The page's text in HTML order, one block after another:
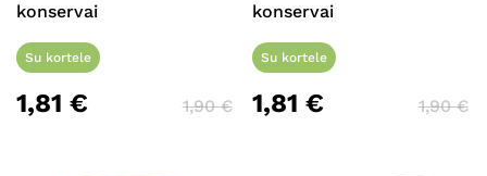
konservai
Su kortele
1,81 € 1,90€
konservai
Su kortele
1,81€ 1,90€